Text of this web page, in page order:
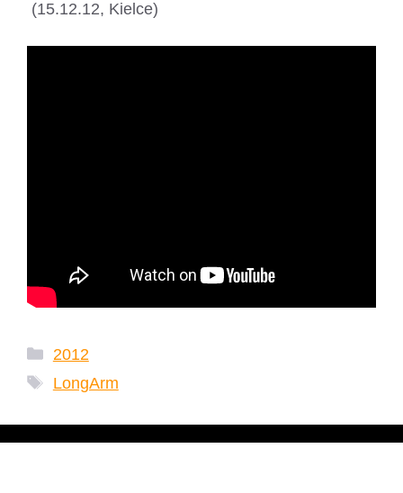
(15.12.12, Kielce)
Kategorie
2012
Tagi
LongArm